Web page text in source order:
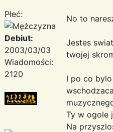
Płeć:
Debiut:
2003/03/03
Wiadomości:
2120
No to
Jestes
twojej
I po co
Ty w ogole
Na